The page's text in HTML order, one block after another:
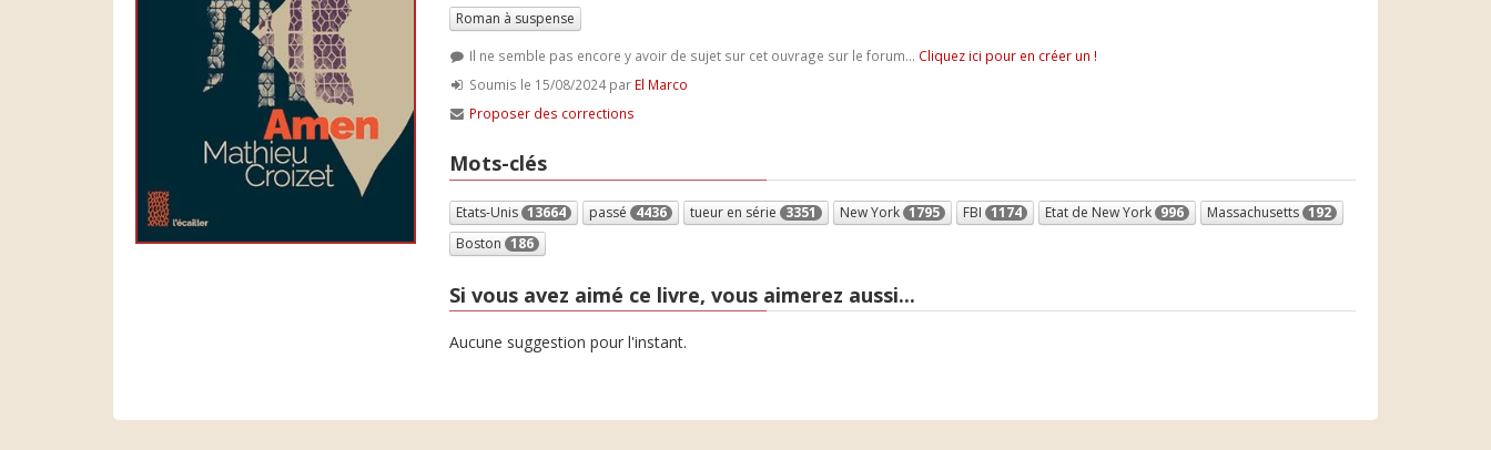
Roman à suspense
Il ne semble pas encore y avoir de sujet sur cet ouvrage sur le forum... Cliquez ici pour en créer un !
Soumis le 15/08/2024 par El Marco
Proposer des corrections
Mots-clés
Etats-Unis 13664 passé 4436 tueur en série 3351 New York 1795 FBI 1174 Etat de New York 996 Massachusetts 192
Boston 186
Si vous avez aimé ce livre, vous aimerez aussi...
Aucune suggestion pour l'instant.